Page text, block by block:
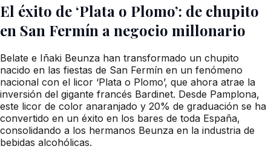
El éxito de ‘Plata o Plomo’: de chupito
en San Fermín a negocio millonario
Belate e Iñaki Beunza han transformado un chupito
nacido en las fiestas de San Fermín en un fenómeno
nacional con el licor ‘Plata o Plomo’, que ahora atrae la
inversión del gigante francés Bardinet. Desde Pamplona,
este licor de color anaranjado y 20% de graduación se ha
convertido en un éxito en los bares de toda España,
consolidando a los hermanos Beunza en la industria de
bebidas alcohólicas.